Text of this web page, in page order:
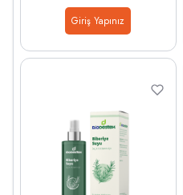
Giriş Yapınız